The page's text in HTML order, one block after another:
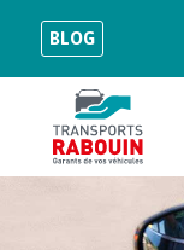
BLOG